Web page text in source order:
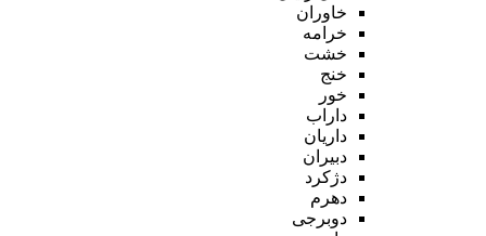
خاوران
خرامه
خشت
خنج
خور
داراب
داریان
دبیران
دژکرد
دهرم
دوبرجی